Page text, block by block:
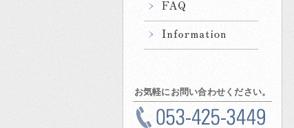
お気軽にお問い合わせください。